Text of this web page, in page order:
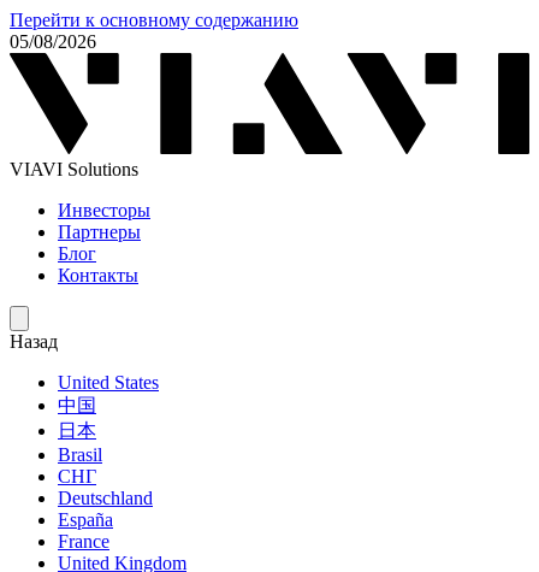
Перейти к основному содержанию
05/08/2026
VIAVI Solutions
Инвесторы
Партнеры
Блог
Контакты
Назад
United States
中国
日本
Brasil
СНГ
Deutschland
España
France
United Kingdom